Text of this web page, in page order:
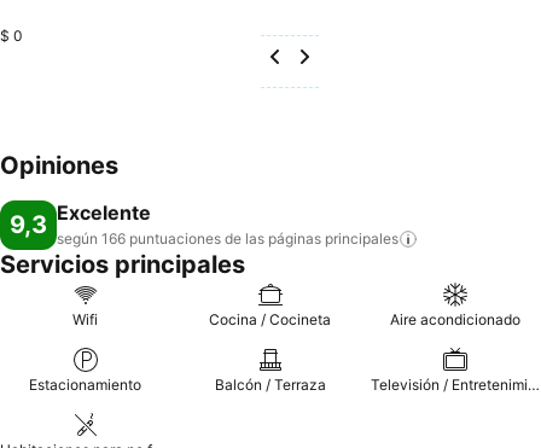
$ 0
Opiniones
9,3 Excelente
según 166 puntuaciones de las páginas principales
Servicios principales
Wifi Cocina / Cocineta Aire acondicionado
Estacionamiento Balcón / Terraza Televisión / Entretenimiento